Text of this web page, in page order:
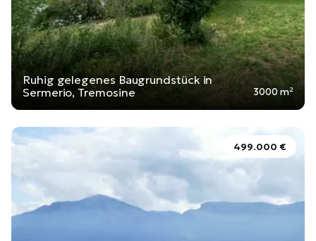
Ruhig gelegenes Baugrundstück in
Sermerio, Tremosine
3000 m²
499.000 €